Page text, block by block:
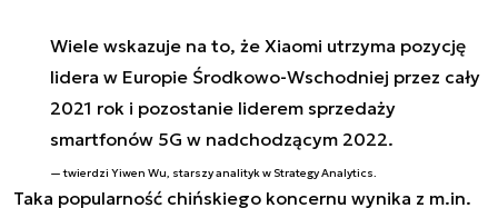
Wiele wskazuje na to, że Xiaomi utrzyma pozycję
lidera w Europie Środkowo-Wschodniej przez cały
2021 rok i pozostanie liderem sprzedaży
smartfonów 5G w nadchodzącym 2022.
twierdzi Yiwen Wu, starszy analityk w Strategy Analytics.
Taka popularność chińskiego koncernu wynika z m.in.